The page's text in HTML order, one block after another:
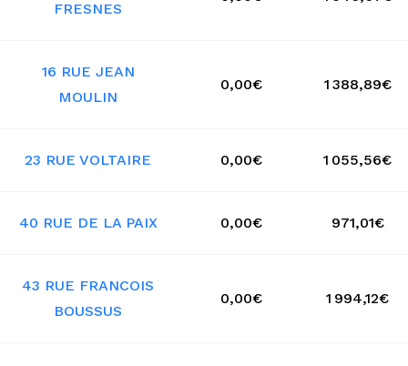
FRESNES
16 RUE JEAN
MOULIN
0,00€ 1 388,89€
23 RUE VOLTAIRE 0,00€ 1 055,56€
40 RUE DE LA PAIX 0,00€ 971,01€
43 RUE FRANCOIS
BOUSSUS
0,00€ 1 994,12€